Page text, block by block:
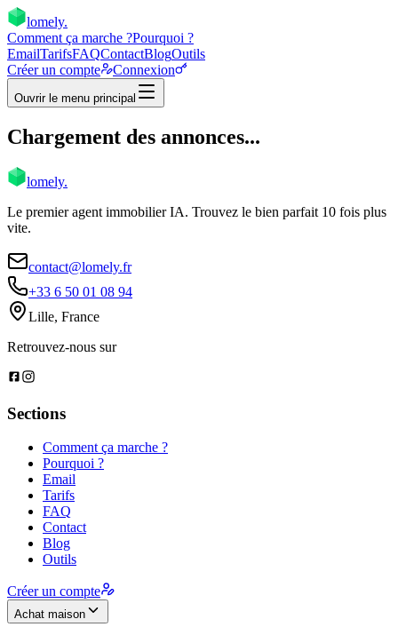
lomely.
Comment ça marche ?Pourquoi ?
EmailTarifsFAQContactBlogOutils
Créer un compte
Connexion
Ouvrir le menu principal
Chargement des annonces...
lomely.
Le premier agent immobilier IA. Trouvez le bien parfait 10 fois plus
vite.
contact@lomely.fr
+33 6 50 01 08 94
Lille, France
Retrouvez-nous sur
Sections
Comment ça marche ?
Pourquoi ?
Email
Tarifs
FAQ
Contact
Blog
Outils
Créer un compte
Achat maison